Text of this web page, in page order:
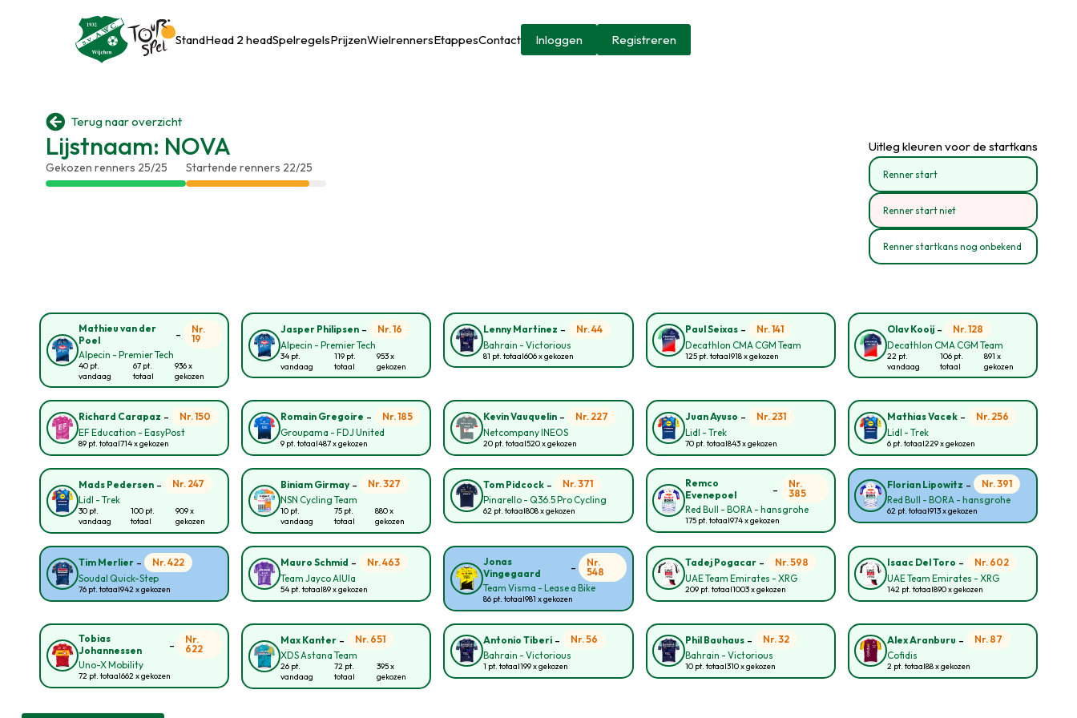
StandHead 2 headSpelregelsPrijzenWielrennersEtappesContact Inloggen Registreren
 Terug naar overzicht
Lijstnaam: NOVA
Gekozen renners 25/25 Startende renners 22/25
Uitleg kleuren voor de startkans
Renner start
Renner start niet
Renner startkans nog onbekend
Mathieu van der
Poel
-
Nr.
19
Alpecin - Premier Tech
40 pt.
vandaag
67 pt.
totaal
936 x
gekozen
Jasper Philipsen -
Nr. 16
Alpecin - Premier Tech
34 pt.
vandaag
119 pt.
totaal
953 x
gekozen
Lenny Martinez -
Nr. 44
Bahrain - Victorious
81 pt. totaal606 x gekozen
Paul Seixas-
Nr. 141
Decathlon CMA CGM Team
125 pt. totaal918 x gekozen
Olav Kooij-
Nr. 128
Decathlon CMA CGM Team
22 pt.
vandaag
106 pt.
totaal
891 x
gekozen
Richard Carapaz -
Nr. 150
EF Education - EasyPost
89 pt. totaal714 x gekozen
Romain Gregoire -
Nr. 185
Groupama - FDJ United
9 pt. totaal487 x gekozen
Kevin Vauquelin-
Nr. 227
Netcompany INEOS
20 pt. totaal520 x gekozen
Juan Ayuso -
Nr. 231
Lidl - Trek
70 pt. totaal843 x gekozen
Mathias Vacek-
Nr. 256
Lidl - Trek
6 pt. totaal229 x gekozen
Mads Pedersen -
Nr. 247
Lidl - Trek
30 pt.
vandaag
100 pt.
totaal
909 x
gekozen
Biniam Girmay -
Nr. 327
NSN Cycling Team
10 pt.
vandaag
75 pt.
totaal
880 x
gekozen
Tom Pidcock-
Nr. 371
Pinarello - Q36.5 Pro Cycling
62 pt. totaal808 x gekozen
Remco
Evenepoel
-
Nr.
385
Red Bull - BORA - hansgrohe
175 pt. totaal974 x gekozen
Florian Lipowitz -
Nr. 391
Red Bull - BORA - hansgrohe
62 pt. totaal913 x gekozen
Tim Merlier -
Nr. 422
Soudal Quick-Step
76 pt. totaal942 x gekozen
Mauro Schmid -
Nr. 463
Team Jayco AlUla
54 pt. totaal89 x gekozen
Jonas
Vingegaard
-
Nr.
548
Team Visma - Lease a Bike
86 pt. totaal981 x gekozen
Tadej Pogacar-
Nr. 598
UAE Team Emirates - XRG
209 pt. totaal1003 x gekozen
Isaac Del Toro -
Nr. 602
UAE Team Emirates - XRG
142 pt. totaal890 x gekozen
Tobias
Johannessen
-
Nr.
622
Uno-X Mobility
72 pt. totaal662 x gekozen
Max Kanter -
Nr. 651
XDS Astana Team
26 pt.
vandaag
72 pt.
totaal
395 x
gekozen
Antonio Tiberi-
Nr. 56
Bahrain - Victorious
1 pt. totaal199 x gekozen
Phil Bauhaus-
Nr. 32
Bahrain - Victorious
10 pt. totaal310 x gekozen
Alex Aranburu -
Nr. 87
Cofidis
2 pt. totaal88 x gekozen